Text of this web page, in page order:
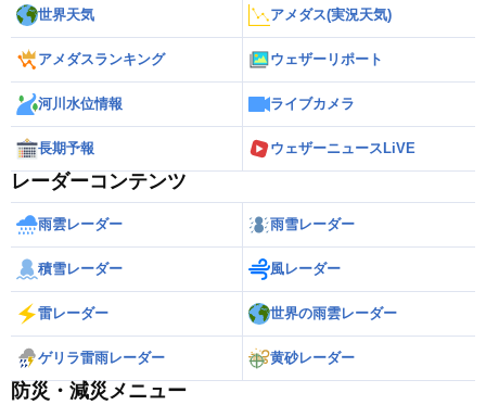
世界天気 アメダス(実況天気)
アメダスランキング ウェザーリポート
河川水位情報 ライブカメラ
長期予報 ウェザーニュースLiVE
レーダーコンテンツ
雨雲レーダー 雨雪レーダー
積雪レーダー 風レーダー
雷レーダー 世界の雨雲レーダー
ゲリラ雷雨レーダー 黄砂レーダー
防災・減災メニュー